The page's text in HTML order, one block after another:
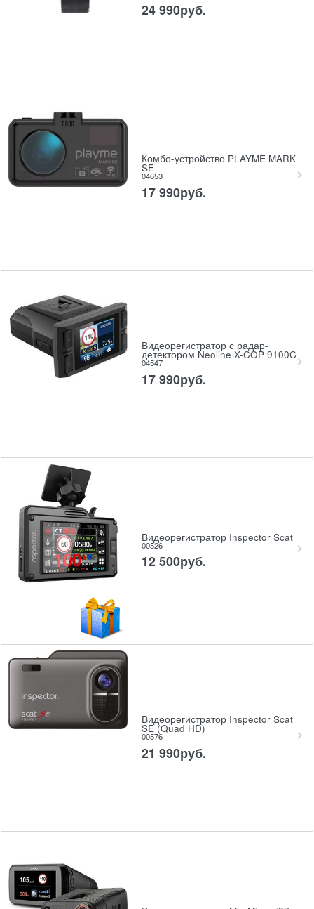
24 990руб.
Комбо-устройство PLAYME MARK
SE
04653
17 990руб.
Видеорегистратор с радар-
детектором Neoline X-COP 9100C
04547
17 990руб.
Видеорегистратор Inspector Scat
00526
12 500руб.
Видеорегистратор Inspector Scat
SE (Quad HD)
00576
21 990руб.